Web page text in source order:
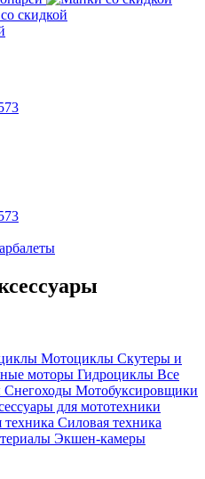
Мотоциклы Скутеры и
моторы Гидроциклы Все
Снегоходы Мотобуксировщики
для мототехники
техника Силовая техника
Экшен-камеры